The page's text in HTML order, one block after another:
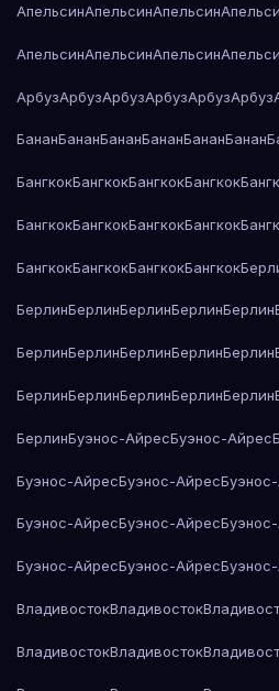
АпельсинАпельсинАпельсин
АпельсинАпельсинАпельсин
АрбузАрбузАрбузАрбузАрбузАрбуз
БананБананБананБананБананБанан
БангкокБангкокБангкокБангкок
БангкокБангкокБангкокБангкок
БангкокБангкокБангкокБангкок
БерлинБерлинБерлинБерлинБерлин
БерлинБерлинБерлинБерлинБерлин
БерлинБерлинБерлинБерлинБерлин
БерлинБуэнос-АйресБуэнос-Айрес
Буэнос-АйресБуэнос-Айрес
Буэнос-АйресБуэнос-Айрес
Буэнос-АйресБуэнос-Айрес
ВладивостокВладивосток
ВладивостокВладивосток